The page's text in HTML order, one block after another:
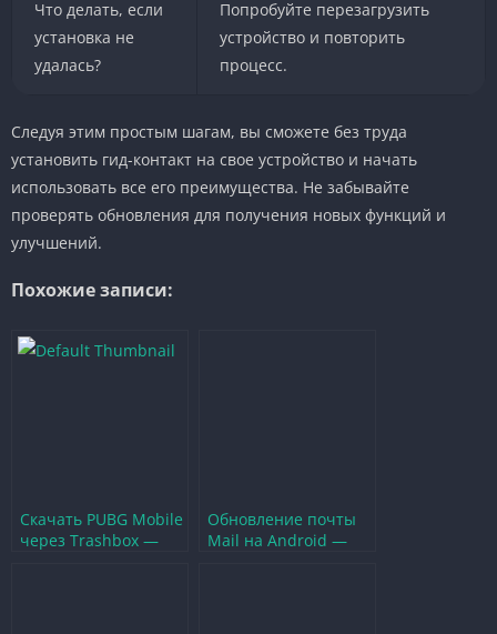
Что делать, если
установка не
удалась?
Попробуйте перезагрузить
устройство и повторить
процесс.
Следуя этим простым шагам, вы сможете без труда
установить гид-контакт на свое устройство и начать
использовать все его преимущества. Не забывайте
проверять обновления для получения новых функций и
улучшений.
Похожие записи:
Скачать PUBG Mobile
через Trashbox —
Обновление почты
Mail на Android —